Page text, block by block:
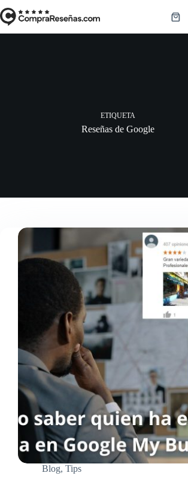
al
contenido
Carro
de
ETIQUETA
Reseñas de Google
Blog, Tips